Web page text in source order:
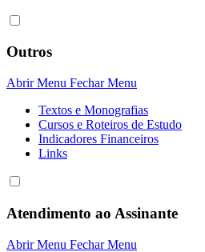
Outros
Abrir Menu Fechar Menu
Textos e Monografias
Cursos e Roteiros de Estudo
Indicadores Financeiros
Links
Atendimento ao Assinante
Abrir Menu Fechar Menu